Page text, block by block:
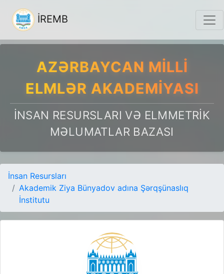
İREMB
AZƏRBAYCAN MILLI
ELMLƏR AKADEMIYASI
İNSAN RESURSLARI VƏ ELMMETRIK
MƏLUMATLAR BAZASI
İnsan Resursları
Akademik Ziya Bünyadov adına Şərqşünaslıq
İnstitutu